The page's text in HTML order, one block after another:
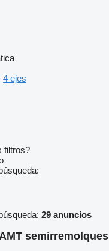
4 ejes
filtros?
29 anuncios
semirremolques